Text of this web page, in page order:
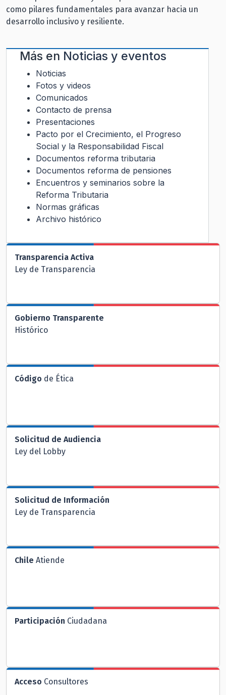
como pilares fundamentales para avanzar hacia un
desarrollo inclusivo y resiliente.
Más en Noticias y eventos
Noticias
Fotos y videos
Comunicados
Contacto de prensa
Presentaciones
Pacto por el Crecimiento, el Progreso
Social y la Responsabilidad Fiscal
Documentos reforma tributaria
Documentos reforma de pensiones
Encuentros y seminarios sobre la
Reforma Tributaria
Normas gráficas
Archivo histórico
Transparencia Activa
Ley de Transparencia
Gobierno Transparente
Histórico
Código de Ética
Solicitud de Audiencia
Ley del Lobby
Solicitud de Información
Ley de Transparencia
Chile Atiende
Participación Ciudadana
Acceso Consultores